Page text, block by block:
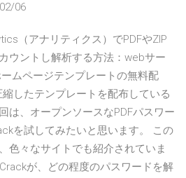
06
（アナリティクス）でPDFやZIP
ウントし解析する方法：webサー
ムページテンプレートの無料配
したテンプレートを配布している
は、オープンソースなPDFパスワー
を試してみたいと思います。 この
色々なサイトでも紹介されていま
が、どの程度のパスワードを解